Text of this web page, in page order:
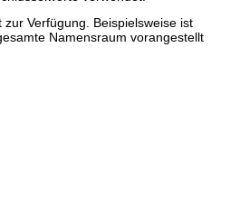
Verfügung. Beispielsweise ist
Namensraum vorangestellt